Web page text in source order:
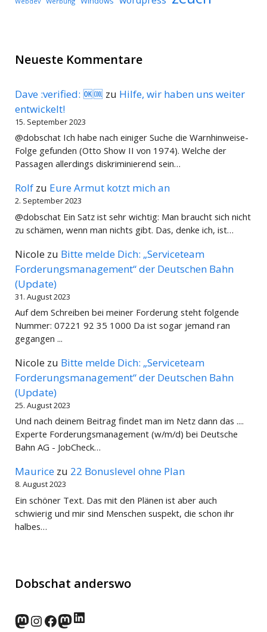
Neueste Kommentare
Dave :verified: 🆗🆒 zu Hilfe, wir haben uns weiter
entwickelt!
15. September 2023
@dobschat Ich habe nach einiger Suche die Warnhinweise-
Folge gefunden (Otto Show II von 1974). Welche der
Passagen allerdings diskriminierend sein…
Rolf zu Eure Armut kotzt mich an
2. September 2023
@dobschat Ein Satz ist sehr wichtig: Man braucht sich nicht
zu schämen, wenn man nichts gibt. Das, denke ich, ist…
Nicole zu Bitte melde Dich: „Serviceteam
Forderungsmanagement“ der Deutschen Bahn
(Update)
31. August 2023
Auf dem Schreiben bei meiner Forderung steht folgende
Nummer: 07221 92 35 1000 Da ist sogar jemand ran
gegangen ...
Nicole zu Bitte melde Dich: „Serviceteam
Forderungsmanagement“ der Deutschen Bahn
(Update)
25. August 2023
Und nach deinem Beitrag findet man im Netz dann das ....
Experte Forderungsmanagement (w/m/d) bei Deutsche
Bahn AG - JobCheck…
Maurice zu 22 Bonuslevel ohne Plan
8. August 2023
Ein schöner Text. Das mit den Plänen ist aber auch
schwierig und mir sind Menschen suspekt, die schon ihr
halbes…
Dobschat anderswo
norden.social
Instagram
Facebook
wp-punks.social
LinkedIn